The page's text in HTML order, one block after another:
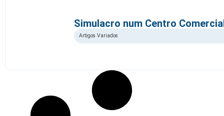
Simulacro num Centro
Artigos Variados